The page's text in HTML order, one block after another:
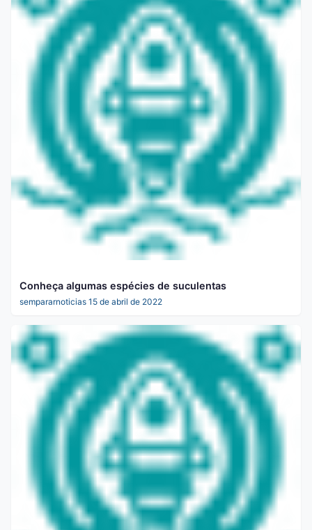
Conheça algumas espécies de suculentas
sempararnoticias 15 de abril de 2022